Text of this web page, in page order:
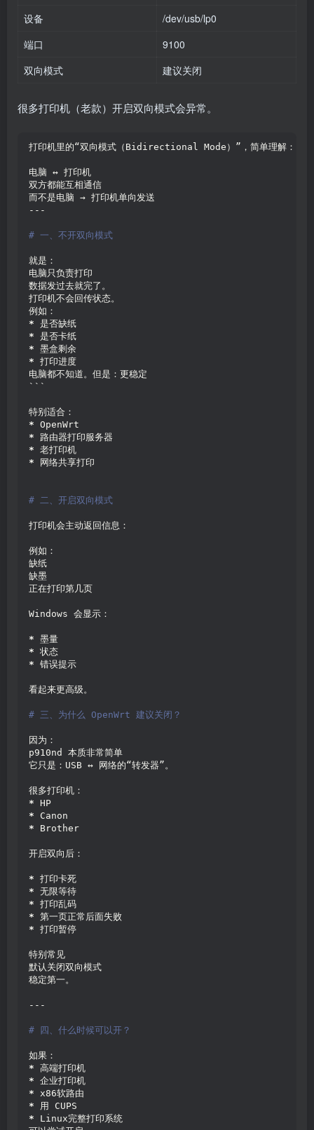
设备
/dev/usb/lp0
端口
9100
双向模式
建议关闭
很多打印机（老款）开启双向模式会异常。
打印机里的“双向模式（Bidirectional Mode）”，简单理解：
电脑 ↔ 打印机
双方都能互相通信
而不是电脑 → 打印机单向发送
---
# 一、不开双向模式
就是：
电脑只负责打印
数据发过去就完了。
打印机不会回传状态。
例如：
* 是否缺纸
* 是否卡纸
* 墨盒剩余
* 打印进度
电脑都不知道。但是：更稳定
```
特别适合：
* OpenWrt
* 路由器打印服务器
* 老打印机
* 网络共享打印
# 二、开启双向模式
打印机会主动返回信息：
例如：
缺纸
缺墨
正在打印第几页
Windows 会显示：
* 墨量
* 状态
* 错误提示
看起来更高级。
# 三、为什么 OpenWrt 建议关闭？
因为：
p910nd 本质非常简单
它只是：USB ↔ 网络的“转发器”。
很多打印机：
* HP
* Canon
* Brother
开启双向后：
* 打印卡死
* 无限等待
* 打印乱码
* 第一页正常后面失败
* 打印暂停
特别常见
默认关闭双向模式
稳定第一。
---
# 四、什么时候可以开？
如果：
* 高端打印机
* 企业打印机
* x86软路由
* 用 CUPS
* Linux完整打印系统